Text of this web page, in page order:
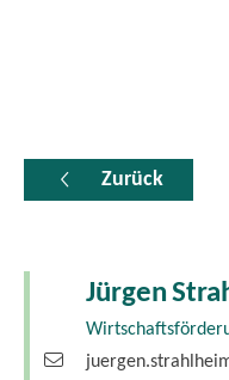
Zurück
Jürgen